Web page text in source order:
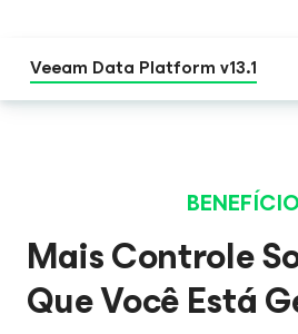
Veeam Data Platform v13.1
Mais Controle
Que Você Está